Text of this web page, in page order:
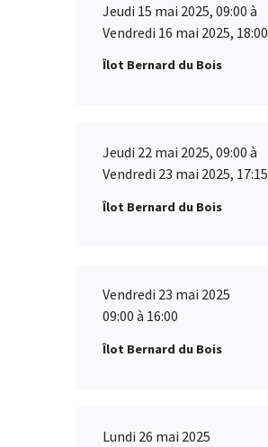
Jeudi 15 mai 2025, 09:00 à
Vendredi 16 mai 2025, 18:00
Îlot Bernard du Bois
Jeudi 22 mai 2025, 09:00 à
Vendredi 23 mai 2025, 17:15
Îlot Bernard du Bois
Vendredi 23 mai 2025
09:00 à 16:00
Îlot Bernard du Bois
Lundi 26 mai 2025